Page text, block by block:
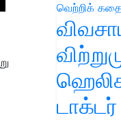
வெற்றிக்
டாக்டர்